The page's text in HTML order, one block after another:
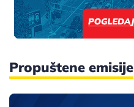
Propuštene emisije